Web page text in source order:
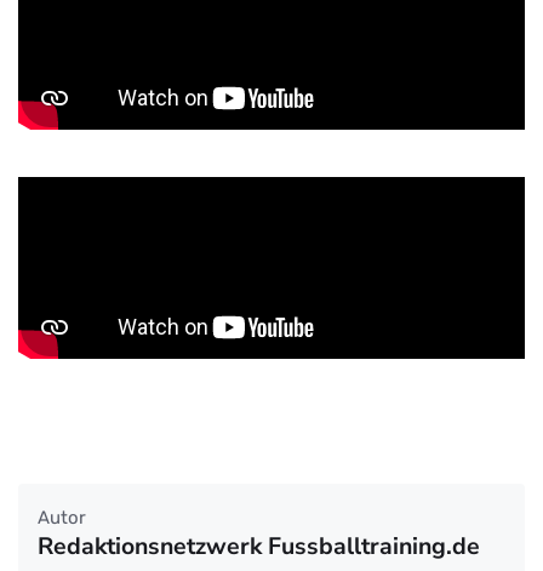
Autor
Redaktionsnetzwerk Fussballtraining.de